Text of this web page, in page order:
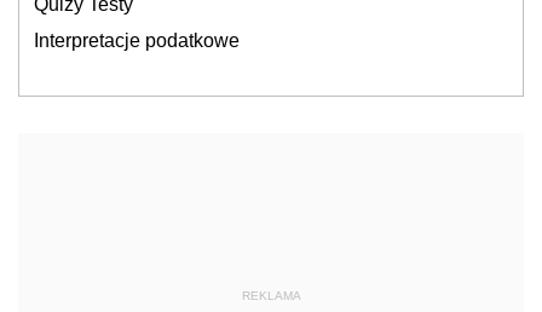
Quizy Testy
Interpretacje podatkowe
REKLAMA